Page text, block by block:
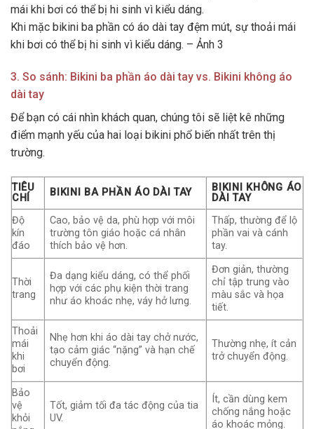
Khi mặc bikini ba phần có áo dài tay đệm mút, sự thoải mái
khi bơi có thể bị hi sinh vì kiểu dáng. – Ảnh 3
3. So sánh: Bikini ba phần áo dài tay vs. Bikini không áo
dài tay
Để bạn có cái nhìn khách quan, chúng tôi sẽ liệt kê những
điểm mạnh yếu của hai loại bikini phổ biến nhất trên thị
trường.
TIÊU
CHÍ
BIKINI BA PHẦN ÁO DÀI TAY
BIKINI KHÔNG ÁO
DÀI TAY
Độ
kín
đáo
Cao, bảo vệ da, phù hợp với môi
trường tôn giáo hoặc cá nhân
thích bảo vệ hơn.
Thấp, thường để lộ
phần vai và cánh
tay.
Thời
trang
Đa dạng kiểu dáng, có thể phối
hợp với các phụ kiện thời trang
như áo khoác nhẹ, váy hở lưng.
Đơn giản, thường
chỉ tập trung vào
màu sắc và họa
tiết.
Thoải
mái
khi
bơi
Nhẹ hơn khi áo dài tay chở nước,
tạo cảm giác “nặng” và hạn chế
chuyển động.
Thường nhẹ, ít cản
trở chuyển động.
Bảo
vệ
khỏi
Tốt, giảm tối đa tác động của tia
UV.
Ít, cần dùng kem
chống nắng hoặc
áo khoác mỏng.